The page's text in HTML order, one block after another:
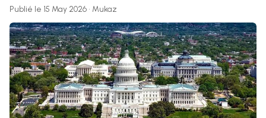
Publié le 15 May 2026 • Mukaz